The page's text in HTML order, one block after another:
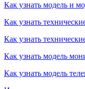
Как узнать модель и
Как узнать
Как узнать
Как узнать модель
Как узнать модель